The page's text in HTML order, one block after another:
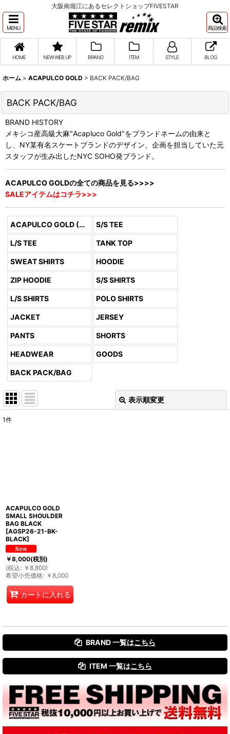
大阪南堀江にあるセレクトショップFIVESTAR
MENU 商品検索
HOME NEW WEB UP BRAND ITEM STYLE BLOG
ホーム > ACAPULCO GOLD > BACK PACK/BAG
BACK PACK/BAG
BRAND HISTORY
メキシコ産高級大麻"Acapluco Gold"をブランドネームの由来と
し、NY某有名スケートブランドのデザイン、企画を担当していた元
スタッフが生み出したNYC SOHO発ブランド。
ACAPULCO GOLDの全ての商品を見る>>>>
SALEアイテムはコチラ>>>
ACAPULCO GOLD (全商品) S/S TEE
L/S TEE TANK TOP
SWEAT SHIRTS HOODIE
ZIP HOODIE S/S SHIRTS
L/S SHIRTS POLO SHIRTS
JACKET JERSEY
PANTS SHORTS
HEADWEAR GOODS
BACK PACK/BAG
表示順変更
1件
ACAPULCO GOLD
SMALL SHOULDER
BAG BLACK
[AGSP26-21-BK-
BLACK]
￥8,000(税別)
(税込 : ￥ 8,800)
希望小売価格: ￥ 8,000
カートに入れる
BRAND 一覧はこちら
ITEM 一覧はこちら